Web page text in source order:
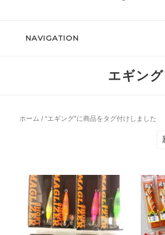
NAVIGATION
エギング
ホーム / “エギング”に商品をタグ付けしました